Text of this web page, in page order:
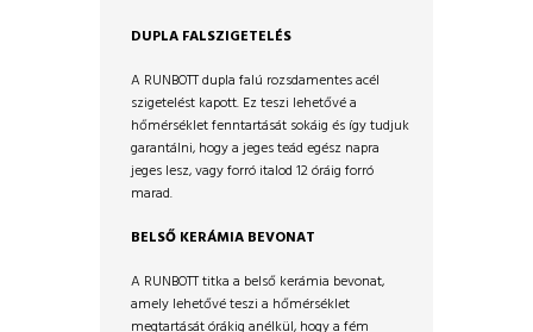
DUPLA FALSZIGETELÉS
A RUNBOTT dupla falú rozsdamentesacél
szigetelést kapott. Ezteszi lehetővé a
hőmérséklet fenntartását sokáig és így tudjuk
garantálni, hogy a jeges teád egész napra
jeges lesz, vagy forró italod12 óráig forró
marad.
BELSŐ KERÁMIA BEVONAT
A RUNBOTT titka a belső kerámia bevonat,
amely lehetővé teszi a hőmérséklet
megtartását órákig anélkül, hogy a fém